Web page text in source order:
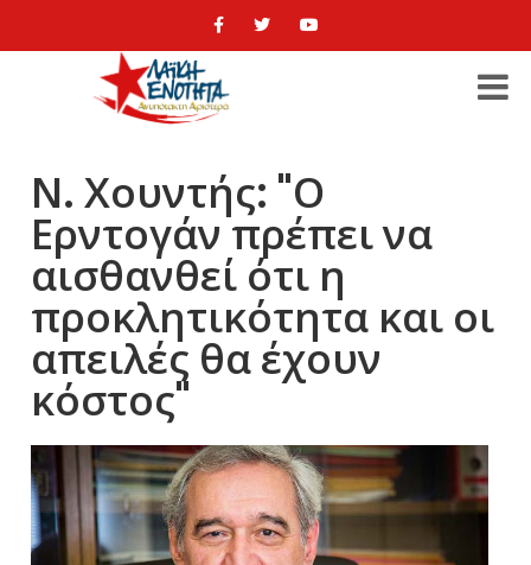
Ν. Χουντής: "Ο
Ερντογάν πρέπει να
αισθανθεί ότι η
προκλητικότητα και οι
απειλές θα έχουν
κόστος"